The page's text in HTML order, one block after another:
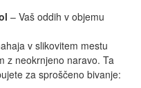
– Vaš oddih v objemu
v slikovitem mestu
z neokrnjeno naravo. Ta
za sproščeno bivanje: